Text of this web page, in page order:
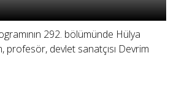
292. bölümünde Hülya
profesör, devlet sanatçısı Devrim